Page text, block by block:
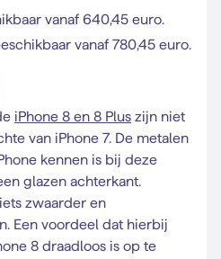
vanaf 640,45 euro.
vanaf 780,45 euro.
iPhone 8 en 8 Plus zijn niet
van iPhone 7. De metalen
kennen is bij deze
glazen achterkant.
zwaarder en
Een voordeel dat hierbij
8 draadloos is op te